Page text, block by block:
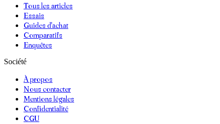
Tous les articles
Essais
Guides d'achat
Comparatifs
Enquêtes
Société
À propos
Nous contacter
Mentions légales
Confidentialité
CGU